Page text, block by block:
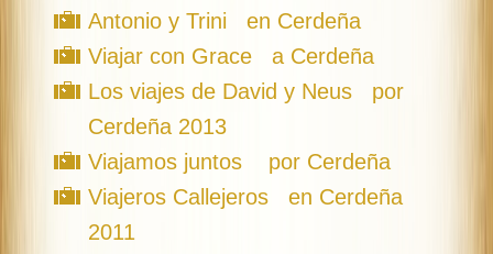
Antonio y Trini en Cerdeña
Viajar con Grace a Cerdeña
Los viajes de David y Neus por
Cerdeña 2013
Viajamos juntos por Cerdeña
Viajeros Callejeros en Cerdeña
2011